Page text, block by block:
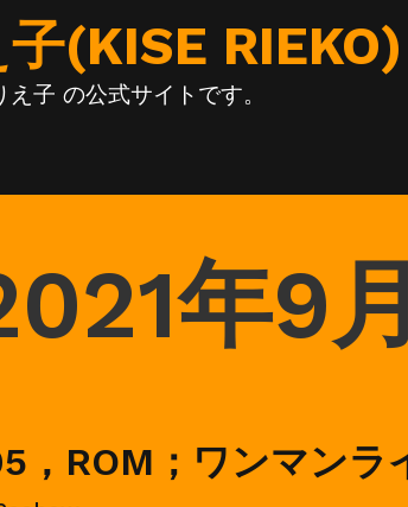
(KISE
子 の公式サイトです。
年9月
，ROM；ワンマンラ